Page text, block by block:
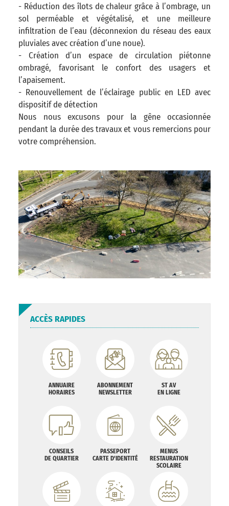
- Réduction des îlots de chaleur grâce à l’ombrage, un
sol perméable et végétalisé, et une meilleure
infiltration de l’eau (déconnexion du réseau des eaux
pluviales avec création d’une noue).
- Création d’un espace de circulation piétonne
ombragé, favorisant le confort des usagers et
l’apaisement.
- Renouvellement de l’éclairage public en LED avec
dispositif de détection
Nous nous excusons pour la gêne occasionnée
pendant la durée des travaux et vous remercions pour
votre compréhension.
ACCÈS RAPIDES
ANNUAIRE
HORAIRES
ABONNEMENT
NEWSLETTER
ST AV
EN LIGNE
CONSEILS
DE QUARTIER
PASSEPORT
CARTE D'IDENTITÉ
MENUS
RESTAURATION
SCOLAIRE